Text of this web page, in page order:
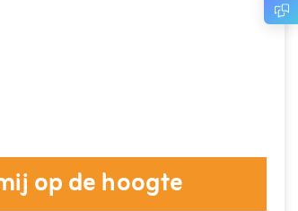
op de hoogte